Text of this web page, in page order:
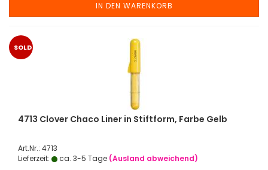
IN DEN WARENKORB
SOLD
4713 Clover Chaco Liner in Stiftform, Farbe Gelb
Art.Nr.: 4713
Lieferzeit:
ca. 3-5 Tage (Ausland abweichend)